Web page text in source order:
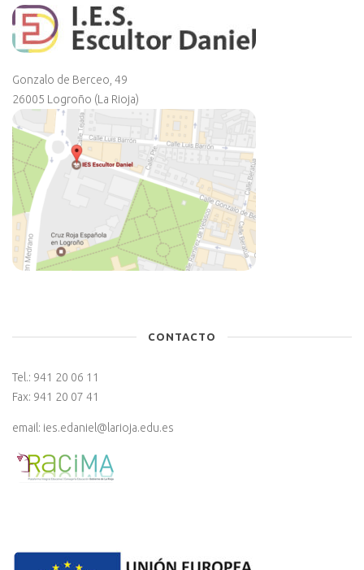
Gonzalo de Berceo, 49
26005 Logroño (La Rioja)
CONTACTO
Tel.: 941 20 06 11
Fax: 941 20 07 41
email: ies.edaniel@larioja.edu.es